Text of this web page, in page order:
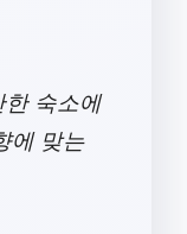
한 숙소에
에 맞는